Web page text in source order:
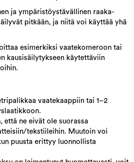
ja ympäristöystävällinen raaka-
pitkään, ja niitä voi käyttää yhä
esimerkiksi vaatekomeroon tai
kausisäilytykseen käytettäviin
vaatekaappiin tai 1–2
että ne eivät ole suorassa
tekstiileihin. Muutoin voi
puusta erittyy luonnollista